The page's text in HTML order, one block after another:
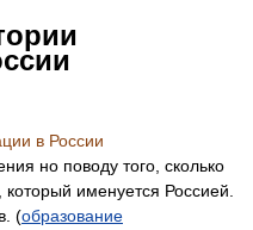
в России
но поводу того, сколько
именуется Россией.
(образование